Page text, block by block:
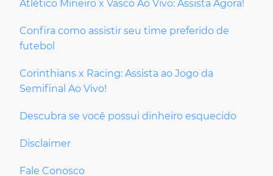
Atlético Mineiro x Vasco Ao Vivo: Assista Agora!
Confira como assistir seu time preferido de
futebol
Corinthians x Racing: Assista ao Jogo da
Semifinal Ao Vivo!
Descubra se você possui dinheiro esquecido
Disclaimer
Fale Conosco